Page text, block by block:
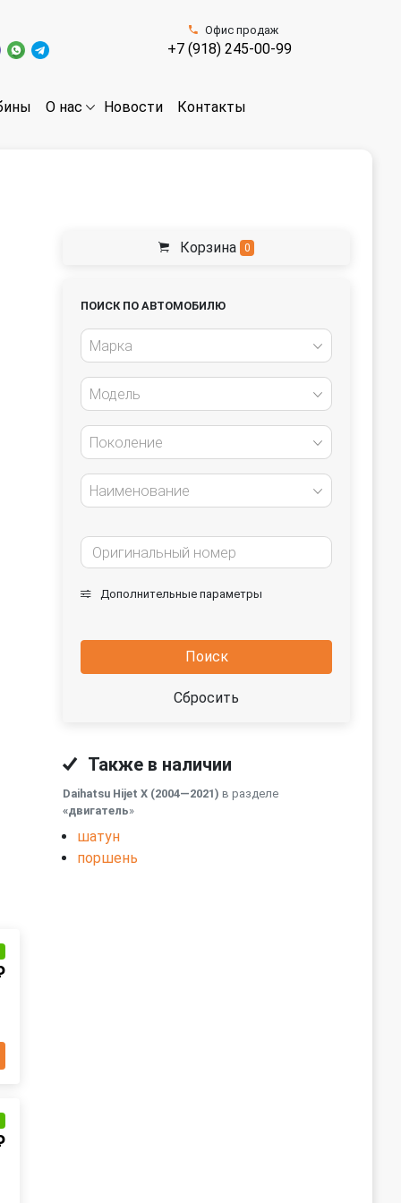
Офис продаж
+7 (918) 245-00-99
О нас Новости Контакты
Корзина 0
ПОИСК ПО АВТОМОБИЛЮ
Марка
Модель
Поколение
Наименование
Дополнительные параметры
Поиск
Сбросить
Также в наличии
Daihatsu Hijet X (2004—2021) в разделе
«двигатель»
шатун
поршень